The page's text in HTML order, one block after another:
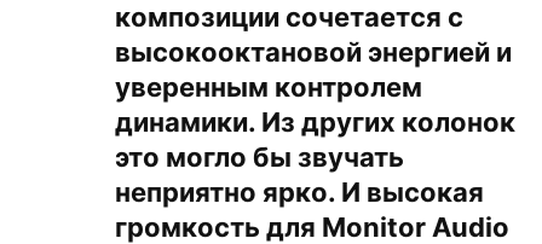
композиции сочетается с
высокооктановой энергией и
уверенным контролем
динамики. Из других колонок
это могло бы звучать
неприятно ярко. И высокая
громкость для Monitor Audio